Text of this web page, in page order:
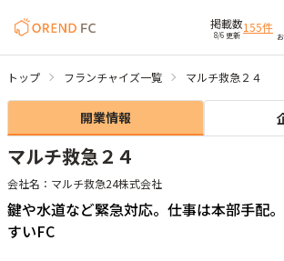
掲載数
8/6 更新 155件
トップ フランチャイズ一覧 マルチ救急２４
開業情報
マルチ救急２４
会社名： マルチ救急24株式会社
鍵や水道など緊急対応。仕事は本部手配
すいFC